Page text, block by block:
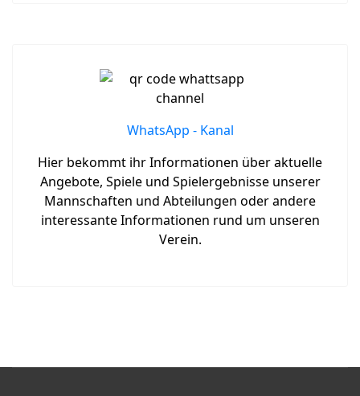
WhatsApp - Kanal
Hier bekommt ihr Informationen über aktuelle
Angebote, Spiele und Spielergebnisse unserer
Mannschaften und Abteilungen oder andere
interessante Informationen rund um unseren
Verein.